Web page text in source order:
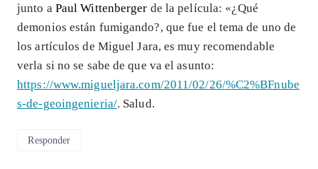
junto a Paul Wittenberger de la película: «¿Qué
demonios están fumigando?, que fue el tema de uno de
los artículos de Miguel Jara, es muy recomendable
verla si no se sabe de que va el asunto:
https://www.migueljara.com/2011/02/26/%C2%BFnube
s-de-geoingenieria/. Salud.
Responder